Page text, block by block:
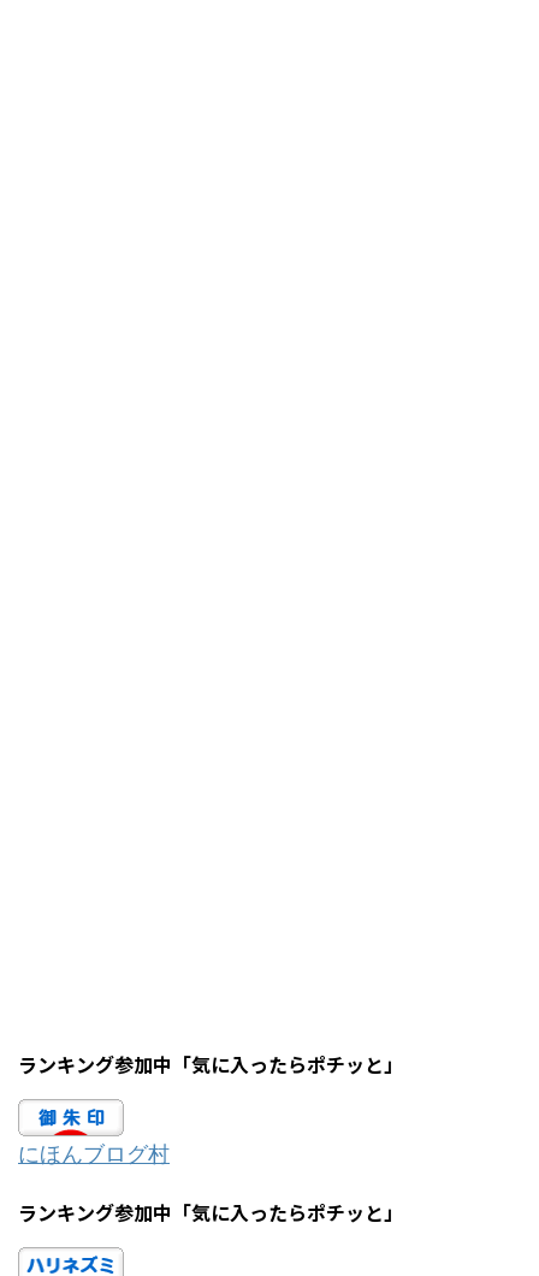
ランキング参加中「気に入ったらポチッと」
にほんブログ村
ランキング参加中「気に入ったらポチッと」